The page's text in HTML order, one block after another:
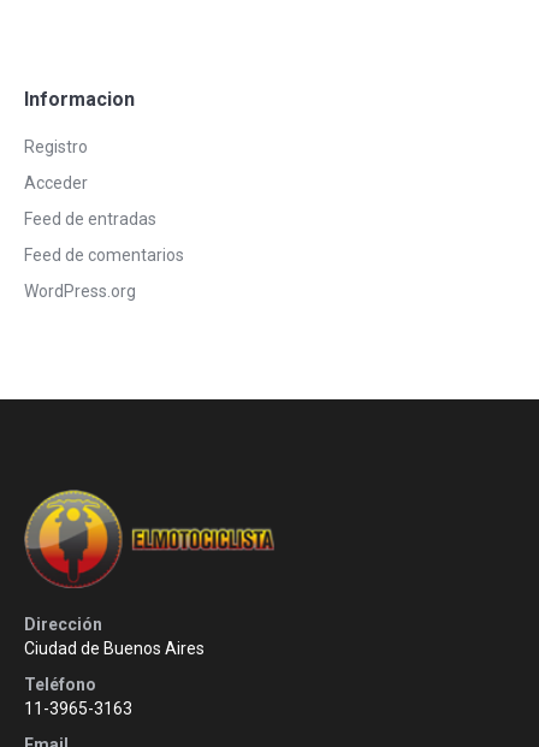
Informacion
Registro
Acceder
Feed de entradas
Feed de comentarios
WordPress.org
Dirección
Ciudad de Buenos Aires
Teléfono
11-3965-3163